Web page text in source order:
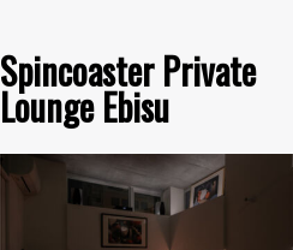
Spincoaster Private
Lounge Ebisu